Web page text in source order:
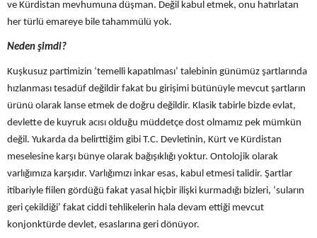
ve Kürdistan mevhumuna düşman. Değil kabul etmek, onu hatırlatan
her türlü emareye bile tahammülü yok.
Neden şimdi?
Kuşkusuz partimizin ‘temelli kapatılması’ talebinin günümüz şartlarında
hızlanması tesadüf değildir fakat bu girişimi bütünüyle mevcut şartların
ürünü olarak lanse etmek de doğru değildir. Klasik tabirle bizde evlat,
devlette de kuyruk acısı olduğu müddetçe dost olmamız pek mümkün
değil. Yukarda da belirttiğim gibi T.C. Devletinin, Kürt ve Kürdistan
meselesine karşı bünye olarak bağışıklığı yoktur. Ontolojik olarak
varlığımıza karşıdır. Varlığımızı inkar esas, kabul etmesi talidir. Şartlar
itibariyle fiilen gördüğü fakat yasal hiçbir ilişki kurmadığı bizleri, ‘suların
geri çekildiği’ fakat ciddi tehlikelerin hala devam ettiği mevcut
konjonktürde devlet, esaslarına geri dönüyor.